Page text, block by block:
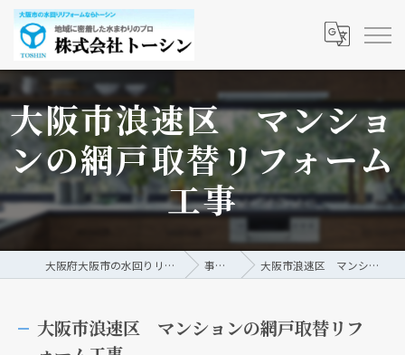
大阪市浪速区 マンショ
ンの網戸取替リフォーム
工事
大阪府大阪市の水回りリフォームなら株式会社トーシン 事例/ブログ 大阪市浪速区 マンションの網戸取替リフォーム工事
大阪市浪速区 マンションの網戸取替リフ